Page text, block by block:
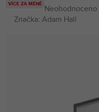
VÍCE ZA MÉNĚ Průměrné
hodnocení
Neohodnoceno
Značka: Adam Hall